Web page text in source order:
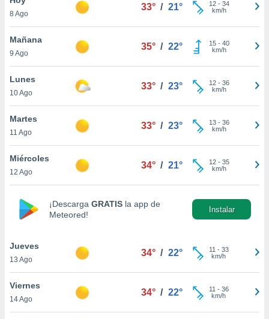
en
más
nuestra
de
aceptar
de
sitio
En
8 Ago
33° / 21° 12- 34
km/h
Mañana
9 Ago
35° / 22° 15- 40
km/h
Lunes
10 Ago
33° / 23° 12- 36
km/h
Martes
11 Ago
33° / 23° 13- 36
km/h
Miércoles
12 Ago
34° / 21° 12- 35
km/h
¡Descarga GRATIS la app de
Meteored!
Instalar
Jueves
13 Ago
34° / 22° 11 - 33
km/h
Viernes
14 Ago
34° / 22° 11 - 36
km/h